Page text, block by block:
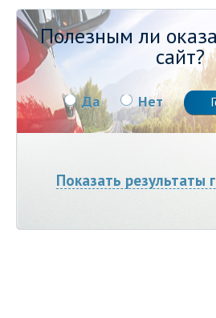
Полезным ли
сайт?
Да Нет
Показать результаты